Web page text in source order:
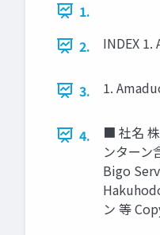
1.
2.
INDEX
3. 1.
4.
■ 社名
ンター
Bigo
ン 等